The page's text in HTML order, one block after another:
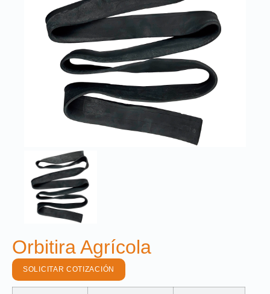
Orbitira Agrícola
SOLICITAR COTIZACIÓN